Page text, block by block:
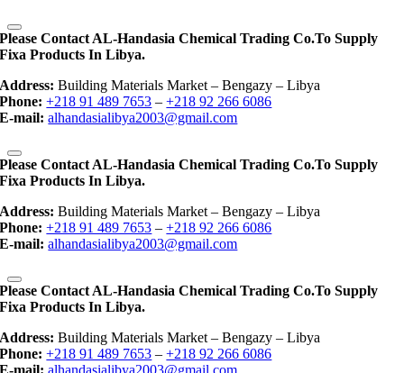
Please Contact AL-Handasia Chemical Trading Co.to Supply
Fixa Products In Libya.
Address: Building Materials Market – Bengazy – Libya
Phone: +218 91 489 7653 –+218 92 266 6086
E-mail: alhandasialibya2003@gmail.com
Please Contact AL-Handasia Chemical Trading Co.to Supply
Fixa Products In Libya.
Address: Building Materials Market – Bengazy – Libya
Phone: +218 91 489 7653 –+218 92 266 6086
E-mail: alhandasialibya2003@gmail.com
Please Contact AL-Handasia Chemical Trading Co.to Supply
Fixa Products In Libya.
Address: Building Materials Market – Bengazy – Libya
Phone: +218 91 489 7653 –+218 92 266 6086
E-mail: alhandasialibya2003@gmail.com